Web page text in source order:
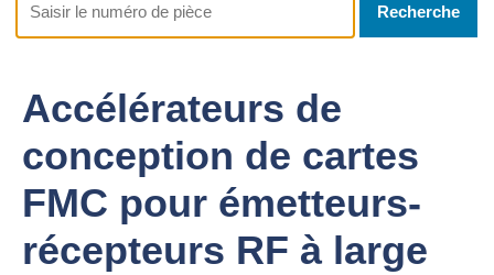
Recherche
Accélérateurs de
conception de cartes
FMC pour émetteurs-
récepteurs RF à large